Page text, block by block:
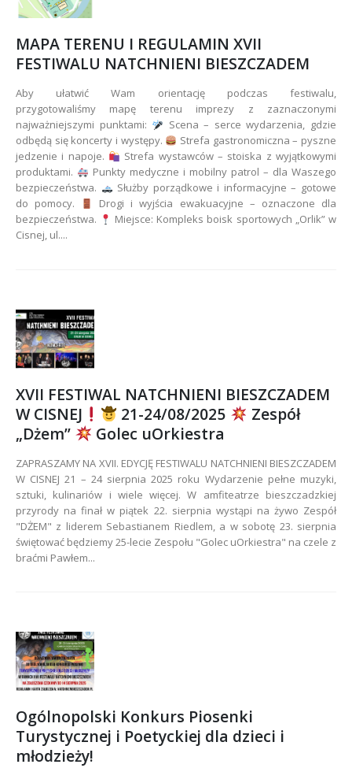
MAPA TERENU I REGULAMIN XVII
FESTIWALU NATCHNIENI BIESZCZADEM
Aby ułatwić Wam orientację podczas festiwalu,
przygotowaliśmy mapę terenu imprezy z zaznaczonymi
najważniejszymi punktami:
Scena – serce wydarzenia, gdzie
odbędą się koncerty i występy.
Strefa gastronomiczna – pyszne
jedzenie i napoje.
Strefa wystawców – stoiska z wyjątkowymi
produktami.
Punkty medyczne i mobilny patrol – dla Waszego
bezpieczeństwa.
Służby porządkowe i informacyjne – gotowe
do pomocy.
Drogi i wyjścia ewakuacyjne – oznaczone dla
bezpieczeństwa.
Miejsce: Kompleks boisk sportowych „Orlik” w
Cisnej, ul....
XVII FESTIWAL NATCHNIENI BIESZCZADEM
W CISNEJ
21-24/08/2025
Zespół
„Dżem”
Golec uOrkiestra
ZAPRASZAMY NA XVII. EDYCJĘ FESTIWALU NATCHNIENI BIESZCZADEM
W CISNEJ 21 – 24 sierpnia 2025 roku Wydarzenie pełne muzyki,
sztuki, kulinariów i wiele więcej. W amfiteatrze bieszczadzkiej
przyrody na finał w piątek 22. sierpnia wystąpi na żywo Zespół
"DŻEM" z liderem Sebastianem Riedlem, a w sobotę 23. sierpnia
świętować będziemy 25-lecie Zespołu "Golec uOrkiestra" na czele z
braćmi Pawłem...
Ogólnopolski Konkurs Piosenki
Turystycznej i Poetyckiej dla dzieci i
młodzieży!